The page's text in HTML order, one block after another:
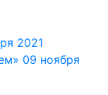
2021
09 ноября